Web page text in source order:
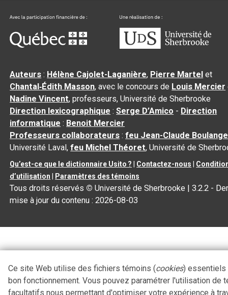
Auteurs : Hélène Cajolet-Laganière, Pierre Martel et
Chantal‑Édith Masson, avec le concours de Louis Mercier
Nadine Vincent, professeurs, Université de Sherbrooke
Direction lexicographique :Serge D’Amico - Direction
informatique : Benoit Mercier
Professeurs collaborateurs :feu Jean-Claude
Université Laval,feu Michel Théoret, Université de
Qu’est-ce que le dictionnaire Usito ? Contactez-nous
d’utilisation
Paramètres des témoins
Tous droits réservés © Université de Sherbrooke |3.2.2 -
mise à jour du contenu :2026-08-03
Ce site Web utilise des fichiers témoins (cookies) essentiels
bon fonctionnement. Vous pouvez paramétrer l'utilisation de
facultatifs nous permettant d'optimiser votre expérience à